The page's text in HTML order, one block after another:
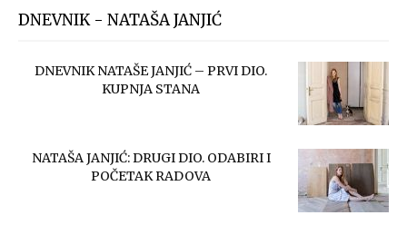
DNEVNIK - NATAŠA JANJIĆ
DNEVNIK NATAŠE JANJIĆ – PRVI DIO.
KUPNJA STANA
NATAŠA JANJIĆ: DRUGI DIO. ODABIRI I
POČETAK RADOVA